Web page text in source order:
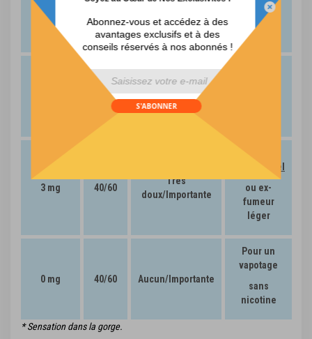
div id="mp-popup-template5">
Abonnez-vous et accédez à des
avantages exclusifs et à des
conseils réservés à nos abonnés !
S'ABONNER
12 mg
10 à 20
cig./jour
45/55 Doux/Moyenne
3 mg 40/60
Très
doux/Importante
Vapoteur
occasionnel
ou ex-
fumeur
léger
0 mg 40/60 Aucun/Importante
Pour un
vapotage
sans
nicotine
* Sensation dans la gorge.